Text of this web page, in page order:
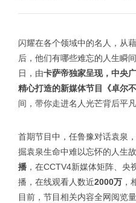
闪耀在各个领域中的名人，从
后，他们有哪些难忘的人生瞬
日，由卡萨帝独家呈现，中央
精心打造的新媒体节目《卓尔
间，带你走进名人光芒背后平
首期节目中，任鲁豫对话袁泉
掘袁泉生命中难以忘怀的人生
播，在CCTV4新媒体矩阵、央
播，在线观看人数近2000万，
目前，节目相关内容全网阅览